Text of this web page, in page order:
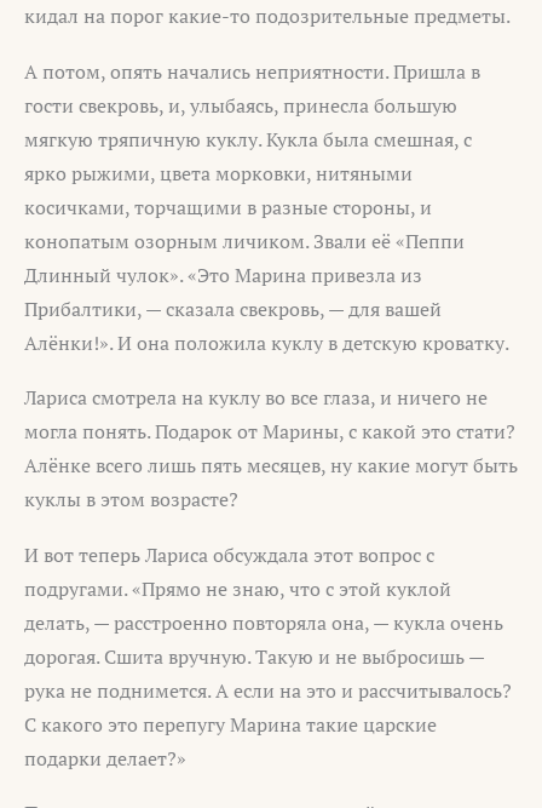
кидал на порог какие-то подозрительные предметы.
А потом, опять начались неприятности. Пришла в
гости свекровь, и, улыбаясь, принесла большую
мягкую тряпичную куклу. Кукла была смешная, с
ярко рыжими, цвета морковки, нитяными
косичками, торчащими в разные стороны, и
конопатым озорным личиком. Звали её «Пеппи
Длинный чулок». «Это Марина привезла из
Прибалтики, — сказала свекровь, — для вашей
Алёнки!». И она положила куклу в детскую кроватку.
Лариса смотрела на куклу во все глаза, и ничего не
могла понять. Подарок от Марины, с какой это стати?
Алёнке всего лишь пять месяцев, ну какие могут быть
куклы в этом возрасте?
И вот теперь Лариса обсуждала этот вопрос с
подругами. «Прямо не знаю, что с этой куклой
делать, — расстроенно повторяла она, — кукла очень
дорогая. Сшита вручную. Такую и не выбросишь —
рука не поднимется. А если на это и рассчитывалось?
С какого это перепугу Марина такие царские
подарки делает?»